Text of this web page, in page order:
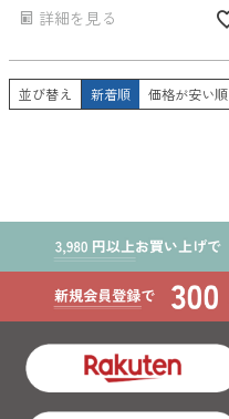
詳細を見る
並び替え 新着順 価格が安い順